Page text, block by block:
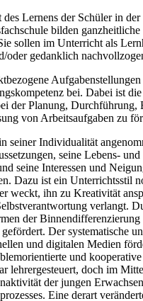
Lernens der Schüler in der
bilden
sollen im Unterricht als
oder gedanklich
bei. Dabei ist die
der Planung, Durchführung,
von Arbeitsaufgaben zu
seiner Individualität
seine Lebens- und
seine Interessen und
Dazu ist ein Unterrichtsstil
weckt, ihn zu Kreativität
verlangt.
der
Der systematische
und digitalen Medien
und
lehrergesteuert, doch im
der jungen
Eine derart